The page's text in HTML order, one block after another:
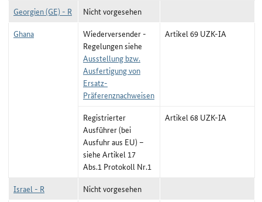
Georgien (GE) - R
Nicht vorgesehen
Ghana
Wiederversender -
Regelungen siehe
Ausstellung bzw.
Ausfertigung von
Ersatz-
Präferenznachweisen
Artikel 69 UZK-IA
Registrierter
Ausführer (bei
Ausfuhr aus EU) –
siehe Artikel 17
Abs.1 Protokoll Nr.1
Artikel 68 UZK-IA
Israel - R Nicht vorgesehen